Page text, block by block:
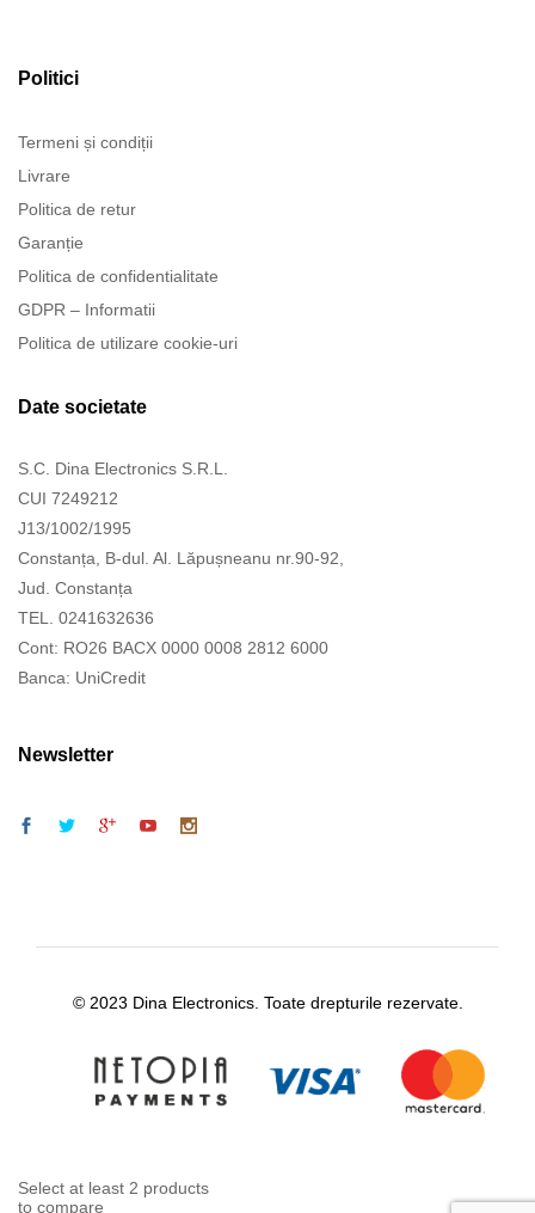
Politici
Termeni și condiții
Livrare
Politica de retur
Garanție
Politica de confidentialitate
GDPR – Informatii
Politica de utilizare cookie-uri
Date societate
S.C. Dina Electronics S.R.L.
CUI 7249212
J13/1002/1995
Constanța, B-dul. Al. Lăpușneanu nr.90-92,
Jud. Constanța
TEL. 0241632636
Cont: RO26 BACX 0000 0008 2812 6000
Banca: UniCredit
Newsletter
© 2023 Dina Electronics. Toate drepturile rezervate.
Select at least 2 products
to compare